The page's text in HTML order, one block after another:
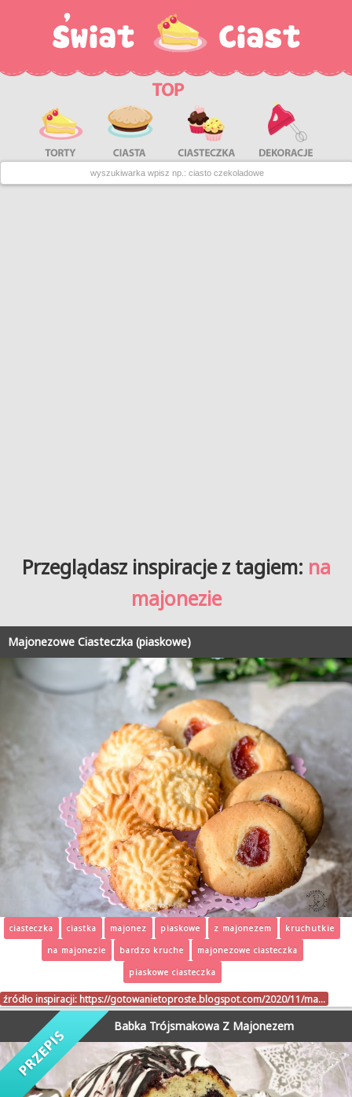
Przeglądasz inspiracje z tagiem: na
majonezie
Majonezowe Ciasteczka (piaskowe)
ciasteczka ciastka majonez piaskowe z majonezem
kruchutkie
na majonezie
bardzo kruche
majonezowe ciasteczka
piaskowe ciasteczka
źródło inspiracji: https://gotowanietoproste.blogspot.com/2020/11/ma…
Babka Trójsmakowa Z Majonezem